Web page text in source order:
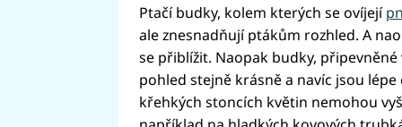
Ptačí budky, kolem kterých se ovíjejí
ale znesnadňují ptákům rozhled. A
se přiblížit. Naopak budky,
pohled stejně krásně a navíc jsou
křehkých stoncích květin nemohou